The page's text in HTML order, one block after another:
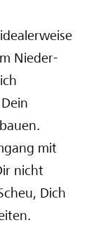
Nieder-
mit
nicht
Dich